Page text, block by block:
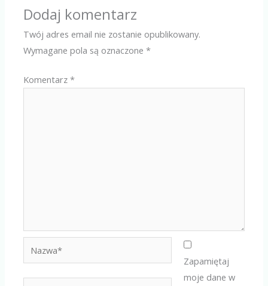
Dodaj komentarz
Twój adres email nie zostanie opublikowany.
Wymagane pola są oznaczone*
Komentarz*
Zapamiętaj
moje dane w